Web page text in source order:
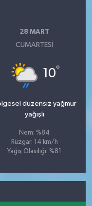
28 MART
CUMARTESI
10°
düzensiz yağmur
yağışlı
Nem: %84
Rüzgar: 14 km/h
Yağış Olasılığı: %81